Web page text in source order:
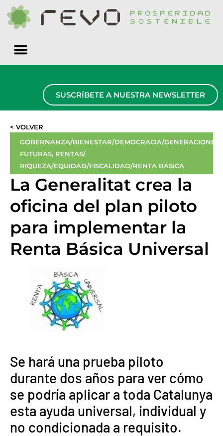
SUSCRÍBETE A NUESTRA NEWSLETTER
< VOLVER
GOBERNANZA/BIENESTAR/DEMOCRACIA/GENERACIONES
FUTURAS, RENTAS/
RIQUEZA/EQUIDAD/FISCALIDAD/RENTA BÁSICA
La Generalitat crea la
oficina del plan piloto
para implementar la
Renta Básica Universal
Se hará una prueba piloto
durante dos años para ver cómo
se podría aplicar a toda Catalunya
esta ayuda universal, individual y
no condicionada a requisito.